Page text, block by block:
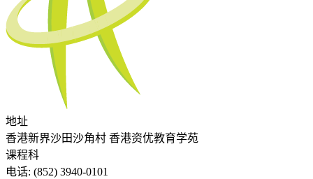
地址
香港新界沙田沙角村 香港资优教育学苑
课程科
电话: (852) 3940-0101